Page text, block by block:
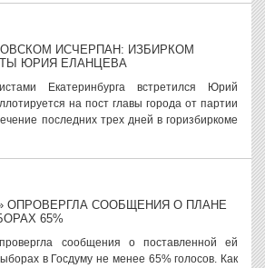
ИСЧЕРПАН: ИЗБИРКОМ
ЮРИЯ ЕЛАНЦЕВА
Екатеринбурга встретился Юрий
на пост главы города от партии
последних трех дней в горизбиркоме
ОПРОВЕРГЛА СООБЩЕНИЯ О ПЛАНЕ
65%
сообщения о поставленной ей
в Госдуму не менее 65% голосов. Как